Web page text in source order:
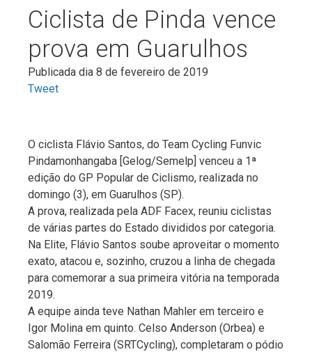
Ciclista de Pinda vence
prova em Guarulhos
Publicada dia 8 de fevereiro de 2019
Tweet
O ciclista Flávio Santos, do Team Cycling Funvic
Pindamonhangaba [Gelog/Semelp] venceu a 1ª
edição do GP Popular de Ciclismo, realizada no
domingo (3), em Guarulhos (SP).
A prova, realizada pela ADF Facex, reuniu ciclistas
de várias partes do Estado divididos por categoria.
Na Elite, Flávio Santos soube aproveitar o momento
exato, atacou e, sozinho, cruzou a linha de chegada
para comemorar a sua primeira vitória na temporada
2019.
A equipe ainda teve Nathan Mahler em terceiro e
Igor Molina em quinto. Celso Anderson (Orbea) e
Salomão Ferreira (SRTCycling), completaram o pódio